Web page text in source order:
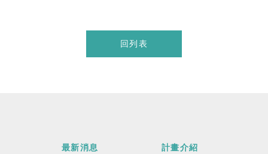
回列表
最新消息 計畫介紹